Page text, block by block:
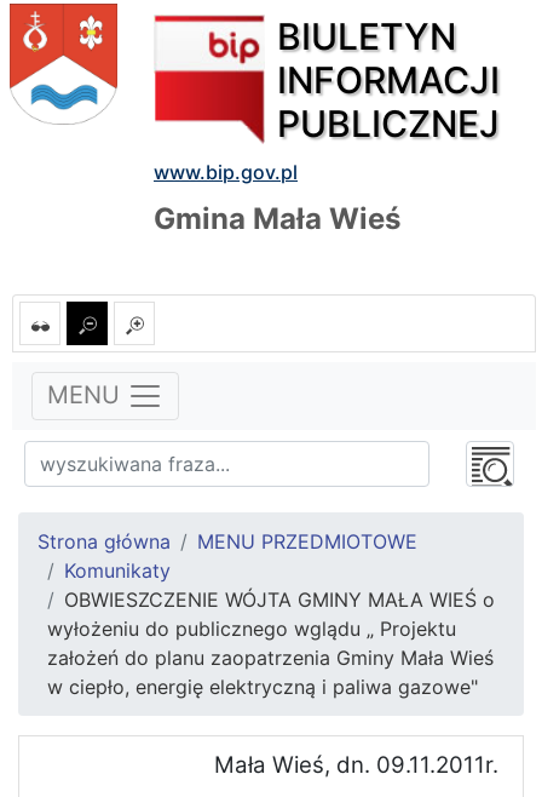
BIULETYN
INFORMACJI
PUBLICZNEJ
www.bip.gov.pl
Gmina Mała Wieś
MENU
Strona główna
MENU PRZEDMIOTOWE
Komunikaty
OBWIESZCZENIE WÓJTA GMINY MAŁA WIEŚ o
wyłożeniu do publicznego wglądu „ Projektu
założeń do planu zaopatrzenia Gminy Mała Wieś
w ciepło, energię elektryczną i paliwa gazowe"
Mała Wieś, dn. 09.11.2011r.